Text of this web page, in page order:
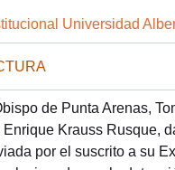
Universidad
de Punta Arenas,
Enrique Krauss Rusque,
por el suscrito a su